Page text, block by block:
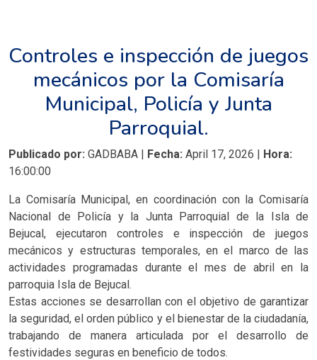
Controles e inspección de juegos
mecánicos por la Comisaría
Municipal, Policía y Junta
Parroquial.
Publicado por: GADBABA | Fecha: April 17, 2026 | Hora:
16:00:00
La Comisaría Municipal, en coordinación con la Comisaría
Nacional de Policía y la Junta Parroquial de la Isla de
Bejucal, ejecutaron controles e inspección de juegos
mecánicos y estructuras temporales, en el marco de las
actividades programadas durante el mes de abril en la
parroquia Isla de Bejucal.
Estas acciones se desarrollan con el objetivo de garantizar
la seguridad, el orden público y el bienestar de la ciudadanía,
trabajando de manera articulada por el desarrollo de
festividades seguras en beneficio de todos.